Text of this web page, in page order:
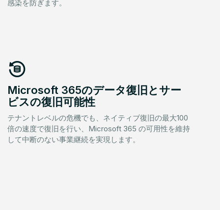
感染を防ぎます。
Microsoft 365のデータ復旧とサー
ビスの復旧可能性
テナントレベルの危機でも、ネイティブ復旧の最大100
倍の速度で復旧を行い、Microsoft 365 の可用性を維持
して中断のない事業継続を実現します。